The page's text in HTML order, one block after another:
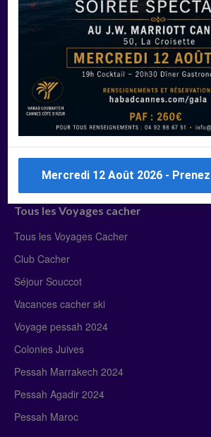
Manger Cacher
Liste des restaurants cacher
Restaurants cacher à Paris
Restaurants cacher à Deauville
Restaurants cacher à Lyon
Restaurants cacher à Marseille
Restaurants cacher Dubaï
Tous les Voyages cacher
Tous les Voyages Cacher
Club Cacher
Séjour Souccot
Vacances cacher ski
Voyage pessah 2024
Colonies Juives
Pessah Marrakech 2024
Pessah Agadir 2024
Pessah Maroc